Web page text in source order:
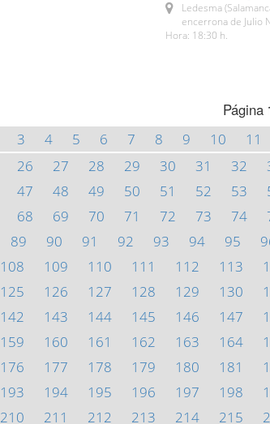
Ledesma
encerrona de Julio
Hora: 18:30 h.
Página
3 4 5 6 7 8 9 10 11
26 27 28 29 30 31 32
47 48 49 50 51 52 53
68 69 70 71 72 73 74
89 90 91 92 93 94 95
108 109 110 111 112 113
125 126 127 128 129 130
142 143 144 145 146 147
159 160 161 162 163 164
176 177 178 179 180 181
193 194 195 196 197 198
210 211 212 213 214 215